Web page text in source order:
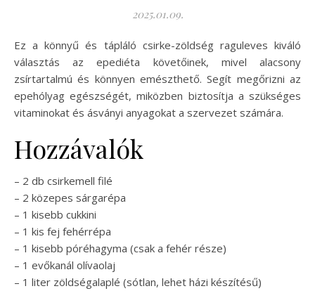
2025.01.09.
Ez a könnyű és tápláló csirke-zöldség raguleves kiváló
választás az epediéta követőinek, mivel alacsony
zsírtartalmú és könnyen emészthető. Segít megőrizni az
epehólyag egészségét, miközben biztosítja a szükséges
vitaminokat és ásványi anyagokat a szervezet számára.
Hozzávalók
– 2 db csirkemell filé
– 2 közepes sárgarépa
– 1 kisebb cukkini
– 1 kis fej fehérrépa
– 1 kisebb póréhagyma (csak a fehér része)
– 1 evőkanál olívaolaj
– 1 liter zöldségalaplé (sótlan, lehet házi készítésű)